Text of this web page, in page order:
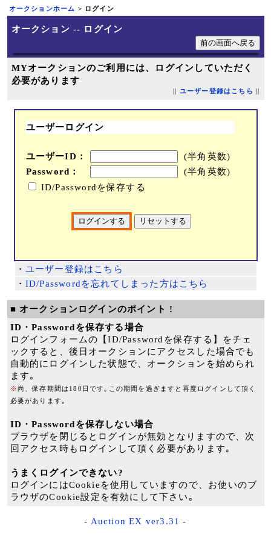
オークションホーム > ログイン
オークション -- ログイン
MYオークションのご利用には、ログインしていただく
必要があります
ユーザー登録はこちら
ユーザーログイン
ユーザーID：
(半角英数)
Password：
(半角英数)
ID/Passwordを保存する
・ ユーザー登録はこちら
・ ID/Passwordを忘れてしまった方はこちら
■ オークションログインのポイント !
ID・Passwordを保存する場合
ログインフォームの【ID/Passwordを保存する】をチェ
ックすると、後日オークションにアクセスした場合でも
自動的にログインした状態で、オークションを始められ
ます｡
※尚、保存期間は180日です｡この期間を過ぎますと再度ログインして頂く
必要があります｡
ID・Passwordを保存しない場合
ブラウザを閉じるとログインが無効となりますので、次
回アクセス時もログインして頂く必要があります｡
うまくログインできない?
ログインにはCookieを使用していますので、お使いのブ
ラウザのCookie設定を有効にして下さい｡
- Auction EX ver3.31 -